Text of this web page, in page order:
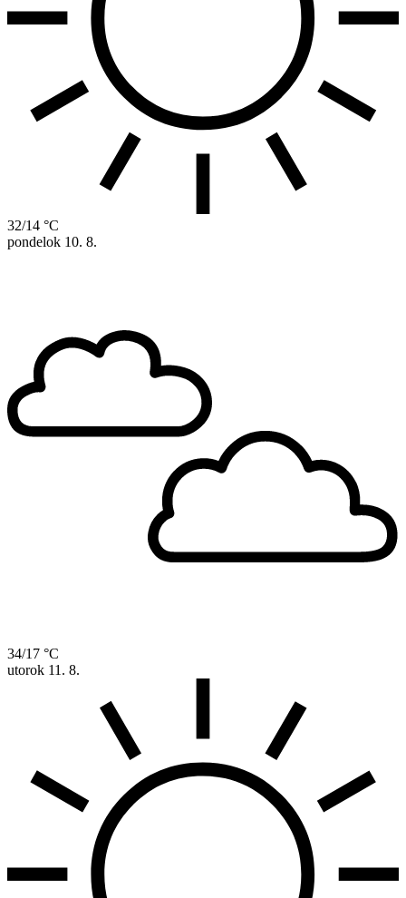
32/14 °C
pondelok 10. 8.
34/17 °C
utorok 11. 8.